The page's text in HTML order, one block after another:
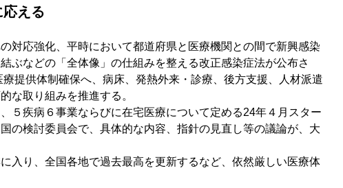
える
対応強化、平時において都道府県と医療機関との間で新興感染
ぶなどの「全体像」の仕組みを整える改正感染症法が公布さ
提供体制確保へ、病床、発熱外来・診療、後方支援、人材派遣
な取り組みを推進する。
５疾病６事業ならびに在宅医療について定める24年４月スター
の検討委員会で、具体的な内容、指針の見直し等の議論が、大
入り、全国各地で過去最高を更新するなど、依然厳しい医療体